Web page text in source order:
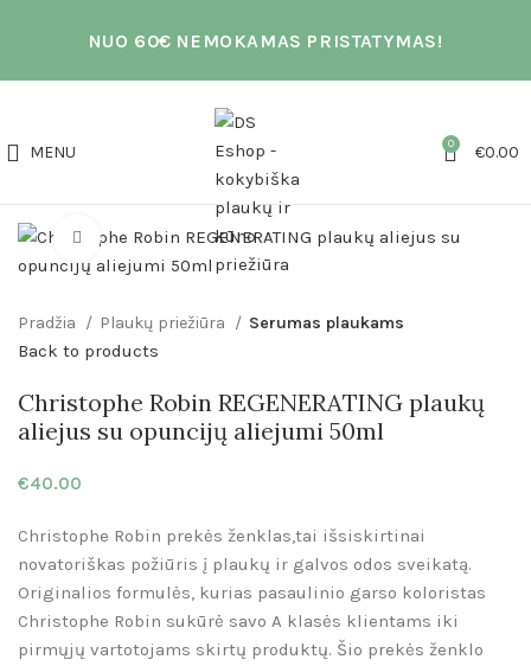
NUO 60€ NEMOKAMAS PRISTATYMAS!
MENU 0 €0.00
Click to enlarge
Pradžia Plaukų priežiūra Serumas plaukams
Back to products
Christophe Robin REGENERATING plaukų
aliejus su opuncijų aliejumi 50ml
€40.00
Christophe Robin prekės ženklas,tai išsiskirtinai
novatoriškas požiūris į plaukų ir galvos odos sveikatą.
Originalios formulės, kurias pasaulinio garso koloristas
Christophe Robin sukūrė savo A klasės klientams iki
pirmųjų vartotojams skirtų produktų. Šio prekės ženklo